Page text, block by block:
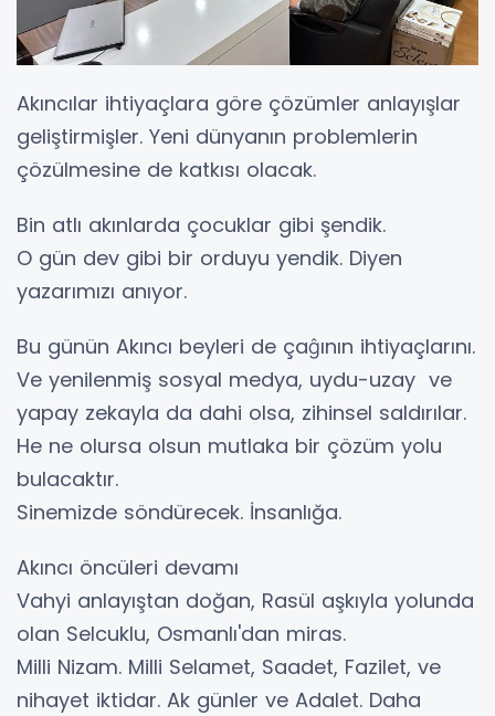
Akıncılar ihtiyaçlara göre çözümler anlayışlar
geliştirmişler. Yeni dünyanın problemlerin
çözülmesine de katkısı olacak.
Bin atlı akınlarda çocuklar gibi şendik.
O gün dev gibi bir orduyu yendik. Diyen
yazarımızı anıyor.
Bu günün Akıncı beyleri de çaĝının ihtiyaçlarını.
Ve yenilenmiş sosyal medya, uydu-uzay ve
yapay zekayla da dahi olsa, zihinsel saldırılar.
He ne olursa olsun mutlaka bir çözüm yolu
bulacaktır.
Sinemizde söndürecek. İnsanlığa.
Akıncı öncüleri devamı
Vahyi anlayıştan doğan, Rasül aşkıyla yolunda
olan Selcuklu, Osmanlı'dan miras.
Milli Nizam. Milli Selamet, Saadet, Fazilet, ve
nihayet iktidar. Ak günler ve Adalet. Daha